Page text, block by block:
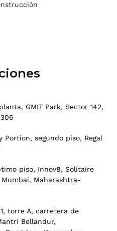
GMIT Park, Sector 142,
Portion, segundo piso, Regal
piso, Innov8, Solitaire
Maharashtra-
torre A, carretera de
Bellandur,